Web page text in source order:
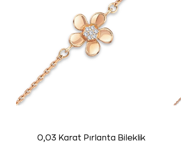
0,03 Karat Pırlanta Bileklik